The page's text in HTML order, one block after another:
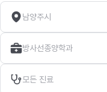
남양주시
방사선종양학과
모든 진료